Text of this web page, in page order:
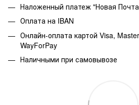
Наложенный платеж "Новая
Оплата на IBAN
Онлайн-оплата картой Visa,
WayForPay
Наличными при самовывозе